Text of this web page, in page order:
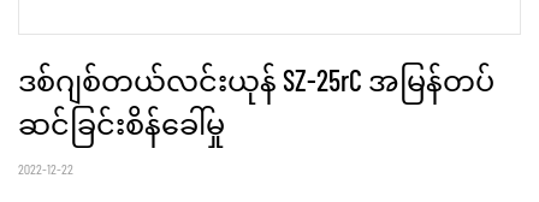
ဒစ်ဂျစ်တယ်လင်းယုန် SZ-25rC အမြန်တပ်
ဆင်ခြင်းစိန်ခေါ်မှု
2022-12-22